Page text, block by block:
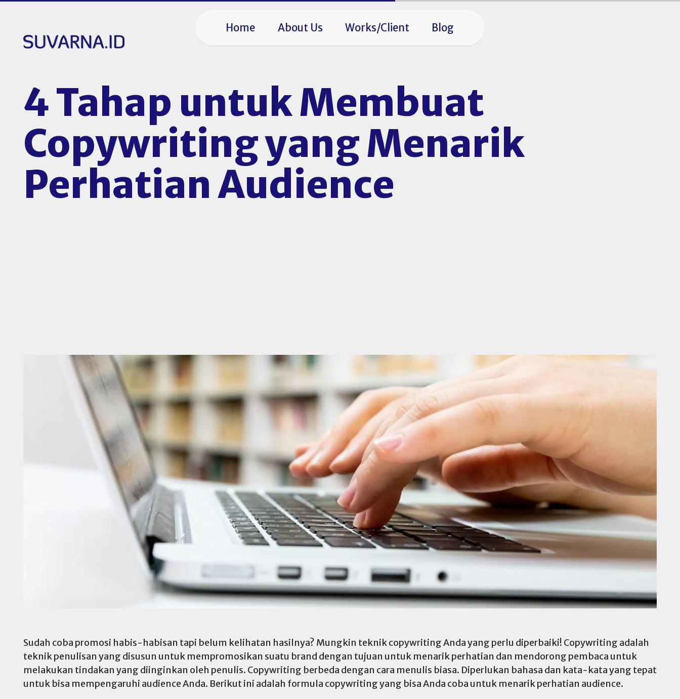
Home About Us Works/Client Blog
4 Tahap untuk Membuat
Copywriting yang Menarik
Perhatian Audience
Sudah coba promosi habis-habisan tapi belum kelihatan hasilnya? Mungkin teknik copywriting Anda yang perlu diperbaiki! Copywriting adalah
teknik penulisan yang disusun untuk mempromosikan suatu brand dengan tujuan untuk menarik perhatian dan mendorong pembaca untuk
melakukan tindakan yang diinginkan oleh penulis. Copywriting berbeda dengan cara menulis biasa. Diperlukan bahasa dan kata-kata yang tepat
untuk bisa mempengaruhi audience Anda. Berikut ini adalah formula copywriting yang bisa Anda coba untuk menarik perhatian audience.